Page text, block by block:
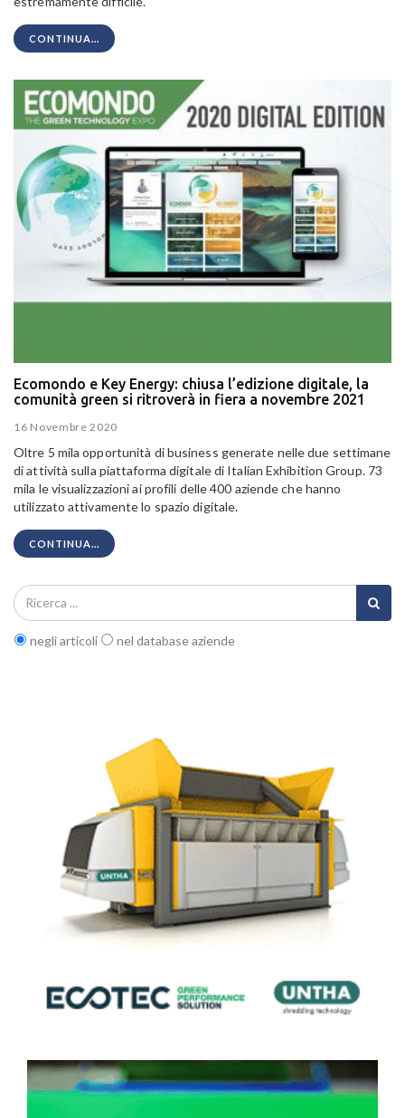
CONTINUA...
Ecomondo e Key Energy: chiusa l’edizione digitale, la
comunità green si ritroverà in fiera a novembre 2021
16 Novembre 2020
Oltre 5 mila opportunità di business generate nelle due settimane
di attività sulla piattaforma digitale di Italian Exhibition Group. 73
mila le visualizzazioni ai profili delle 400 aziende che hanno
utilizzato attivamente lo spazio digitale.
CONTINUA...
negli articoli nel database aziende